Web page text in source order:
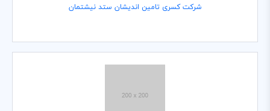
شرکت کسری تامین اندیشان ستد نیشتمان